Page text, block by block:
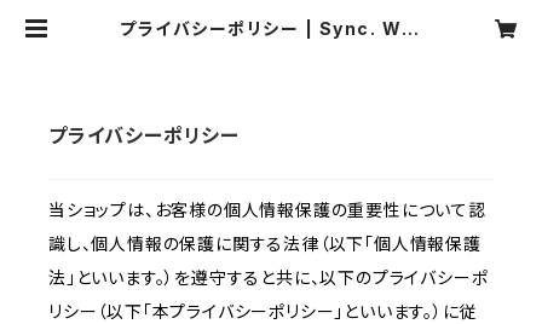
プライバシーポリシー | Sync. Wor
プライバシーポリシー
当ショップは、お客様の個人情報保護の重要性について認
識し、個人情報の保護に関する法律（以下「個人情報保護
法」といいます。）を遵守すると共に、以下のプライバシーポ
リシー（以下「本プライバシーポリシー」といいます。）に従